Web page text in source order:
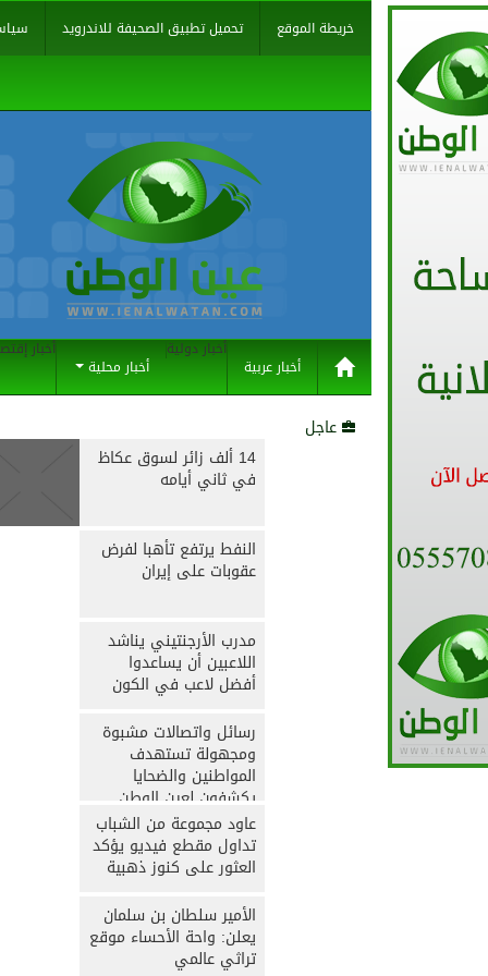
خريطة الموقع تحميل تطبيق الصحيفة للاندرويد
أخبار عربية
أخبار دولية
أخبار محلية
أخبار
عاجل
14 ألف زائر لسوق عكاظ
في ثاني أيامه
النفط يرتفع تأهبا لفرض
عقوبات على إيران
مدرب الأرجنتيني يناشد
اللاعبين أن يساعدوا
أفضل لاعب في الكون
رسائل واتصالات مشبوة
ومجهولة تستهدف
المواطنين والضحايا
يكشفون لعين الوطن
الحقيقة
عاود مجموعة من الشباب
تداول مقطع فيديو يؤكد
العثور على كنوز ذهبية
الأمير سلطان بن سلمان
يعلن: واحة الأحساء موقع
تراثي عالمي